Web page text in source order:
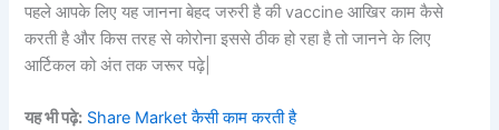
पहले आपके लिए यह जानना बेहद जरुरी है की vaccine आखिर काम कैसे
करती है और किस तरह से कोरोना इससे ठीक हो रहा है तो जानने के लिए
आर्टिकल को अंत तक जरूर पढ़े|
यह भी पढ़े: Share Market कैसी काम करती है